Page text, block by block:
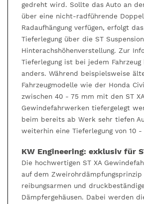
gedreht wird. Sollte das Auto an
über eine nicht-radführende
Radaufhängung verfügen, erfolgt
Tieferlegung über die ST
Hinterachshöhenverstellung. Zur
Tieferlegung ist bei jedem
anders. Während beispielsweise
Fahrzeugmodelle wie der Honda
zwischen 40 - 75 mm mit den ST XA
Gewindefahrwerken tiefergelegt
beim bereits ab Werk sehr tiefen
weiterhin eine Tieferlegung von 10
KW Engineering: exklusiv für
Die hochwertigen ST XA
auf dem Zweirohrdämpfungsprinzip
reibungsarmen und
Dämpfergehäusen. Dabei werden